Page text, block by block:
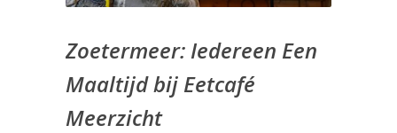
Zoetermeer: Iedereen Een
Maaltijd bij Eetcafé
Meerzicht